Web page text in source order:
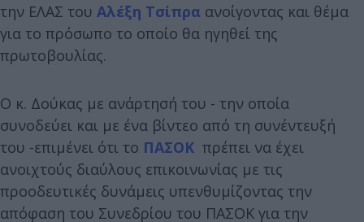
την ΕΛΑΣ του Αλέξη Τσίπρα ανοίγοντας και θέμα
για το πρόσωπο το οποίο θα ηγηθεί της
πρωτοβουλίας.
Ο κ. Δούκας με ανάρτησή του - την οποία
συνοδεύει και με ένα βίντεο από τη συνέντευξή
του -επιμένει ότι το ΠΑΣΟΚ πρέπει να έχει
ανοιχτούς διαύλους επικοινωνίας με τις
προοδευτικές δυνάμεις υπενθυμίζοντας την
απόφαση του Συνεδρίου του ΠΑΣΟΚ για την